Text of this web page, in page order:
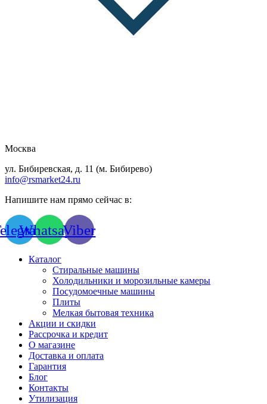
Москва
ул. Бибиревская, д. 11 (м. Бибирево)
info@rsmarket24.ru
Напишите нам прямо сейчас в:
WhatsappViber
Каталог
Стиральные машины
Холодильники и морозильные камеры
Посудомоечные машины
Плиты
Мелкая бытовая техника
Акции и скидки
Рассрочка и кредит
О магазине
Доставка и оплата
Гарантия
Блог
Контакты
Утилизация